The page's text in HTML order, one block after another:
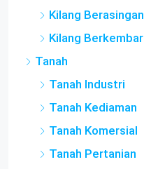
Kilang Berasingan
Kilang Berkembar
Tanah
Tanah Industri
Tanah Kediaman
Tanah Komersial
Tanah Pertanian